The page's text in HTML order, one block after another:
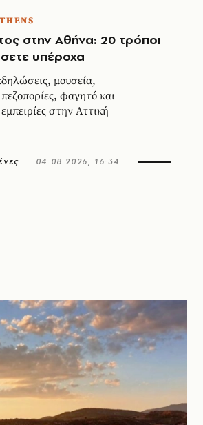
στην Αθήνα: 20 τρόποι
υπέροχα
μουσεία,
φαγητό και
στην Αττική
04.08.2026, 16:34